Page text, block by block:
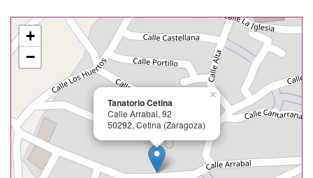
Tanatorio Cetina
Calle Arrabal, 92
50292, Cetina (Zaragoza)
×
+
−